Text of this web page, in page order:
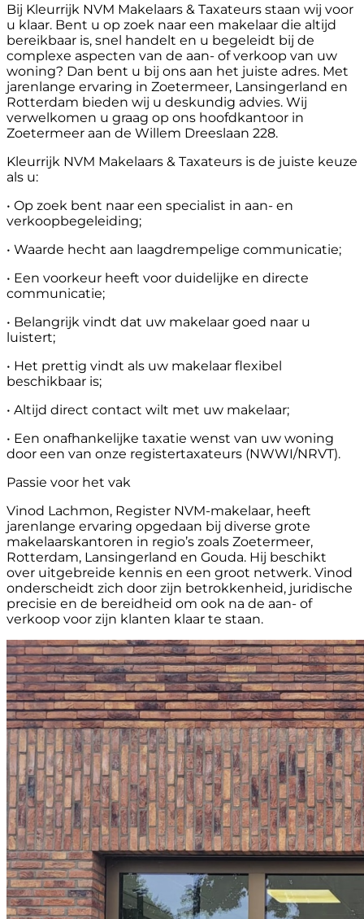
Bij Kleurrijk NVM Makelaars & Taxateurs staan wij voor
u klaar. Bent u op zoek naar een makelaar die altijd
bereikbaar is, snel handelt en u begeleidt bij de
complexe aspecten van de aan- of verkoop van uw
woning? Dan bent u bij ons aan het juiste adres. Met
jarenlange ervaring in Zoetermeer, Lansingerland en
Rotterdam bieden wij u deskundig advies. Wij
verwelkomen u graag op ons hoofdkantoor in
Zoetermeer aan de Willem Dreeslaan 228.
Kleurrijk NVM Makelaars & Taxateurs is de juiste keuze
als u:
• Op zoek bent naar een specialist in aan- en
verkoopbegeleiding;
• Waarde hecht aan laagdrempelige communicatie;
• Een voorkeur heeft voor duidelijke en directe
communicatie;
• Belangrijk vindt dat uw makelaar goed naar u
luistert;
• Het prettig vindt als uw makelaar flexibel
beschikbaar is;
• Altijd direct contact wilt met uw makelaar;
• Een onafhankelijke taxatie wenst van uw woning
door een van onze registertaxateurs (NWWI/NRVT).
Passie voor het vak
Vinod Lachmon, Register NVM-makelaar, heeft
jarenlange ervaring opgedaan bij diverse grote
makelaarskantoren in regio’s zoals Zoetermeer,
Rotterdam, Lansingerland en Gouda. Hij beschikt
over uitgebreide kennis en een groot netwerk. Vinod
onderscheidt zich door zijn betrokkenheid, juridische
precisie en de bereidheid om ook na de aan- of
verkoop voor zijn klanten klaar te staan.